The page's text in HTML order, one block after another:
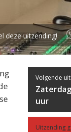
deze uitzending!
Volgende
uur
Uitzending